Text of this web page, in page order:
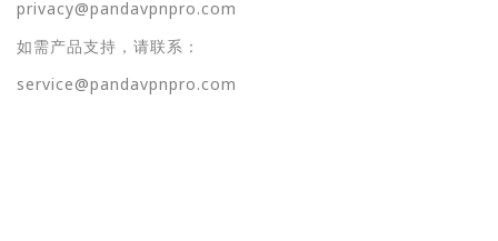
privacy@pandavpnpro.com
如需产品支持，请联系：
service@pandavpnpro.com